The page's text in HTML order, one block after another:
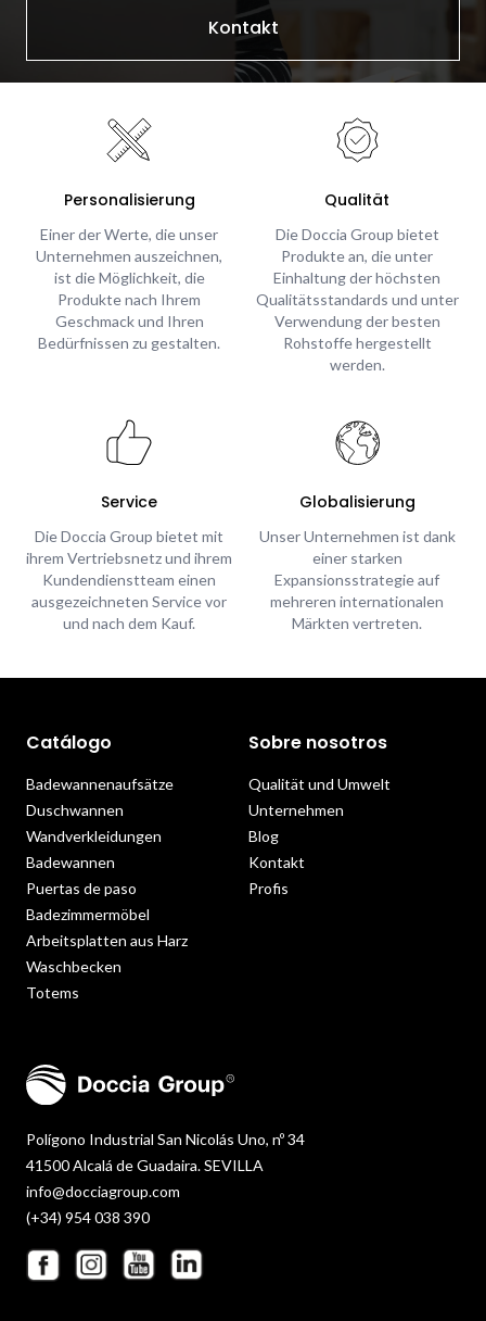
Kontakt
Personalisierung
Einer der Werte, die unser
Unternehmen auszeichnen,
ist die Möglichkeit, die
Produkte nach Ihrem
Geschmack und Ihren
Bedürfnissen zu gestalten.
Qualität
Die Doccia Group bietet
Produkte an, die unter
Einhaltung der höchsten
Qualitätsstandards und unter
Verwendung der besten
Rohstoffe hergestellt
werden.
Service
Die Doccia Group bietet mit
ihrem Vertriebsnetz und ihrem
Kundendienstteam einen
ausgezeichneten Service vor
und nach dem Kauf.
Globalisierung
Unser Unternehmen ist dank
einer starken
Expansionsstrategie auf
mehreren internationalen
Märkten vertreten.
Polígono Industrial San Nicolás Uno, nº 34
41500 Alcalá de Guadaira. SEVILLA
info@docciagroup.com
(+34) 954 038 390
Catálogo
Badewannenaufsätze
Duschwannen
Wandverkleidungen
Badewannen
Puertas de paso
Badezimmermöbel
Arbeitsplatten aus Harz
Waschbecken
Totems
Sobre nosotros
Qualität und Umwelt
Unternehmen
Blog
Kontakt
Profis